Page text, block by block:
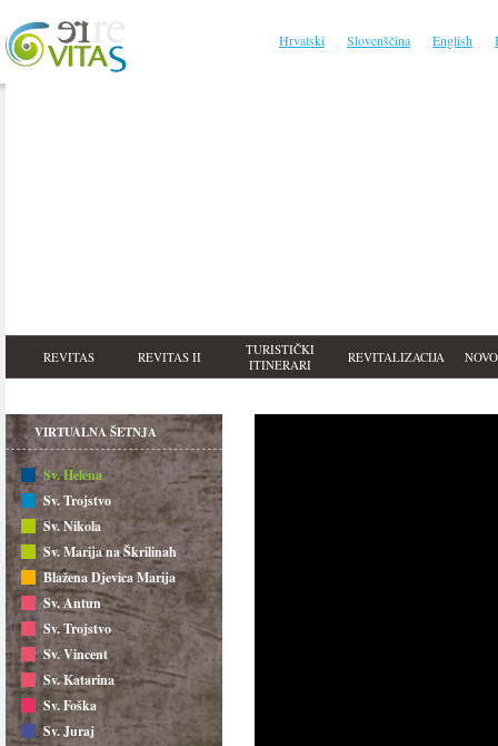
Hrvatski Slovenščina English
REVITAS REVITAS II
TURISTIČKI
ITINERARI
REVITALIZACIJA
VIRTUALNA ŠETNJA
Sv. Helena
Sv. Trojstvo
Sv. Nikola
Sv. Marija na Škrilinah
Blažena Djevica Marija
Sv. Antun
Sv. Trojstvo
Sv. Vincent
Sv. Katarina
Sv. Foška
Sv. Juraj